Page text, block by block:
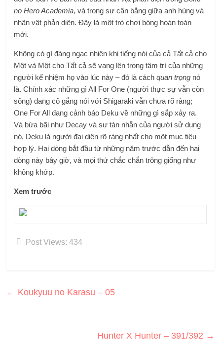
no Hero Academia, và trong sự cân bằng giữa anh hùng và
nhân vật phản diện. Đây là một trò chơi bóng hoàn toàn
mới.
Không có gì đáng ngạc nhiên khi tiếng nói của cả Tất cả cho
Một và Một cho Tất cả sẽ vang lên trong tâm trí của những
người kế nhiệm họ vào lúc này – đó là cáchquan trọng nó
là. Chính xác những gì All For One (người thực sự vẫn còn
sống) đang cố gắng nói với Shigaraki vẫn chưa rõ ràng;
One For All đang cảnh báo Deku về những gì sắp xảy ra.
Và bừa bãi như Decay và sự tàn nhẫn của người sử dụng
nó, Deku là người đại diện rõ ràng nhất cho một mục tiêu
hợp lý. Hai dòng bắt đầu từ những năm trước dẫn đến hai
dòng này bây giờ, và mọi thứ chắc chắn trông giống như
không khớp.
Xem trước
Post Views: 434
← Koukyuu no Karasu – 05
Hunter X Hunter – 391/392 →